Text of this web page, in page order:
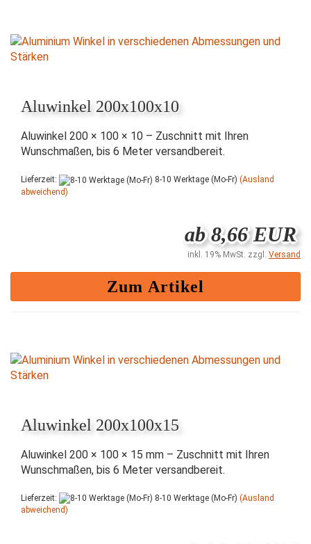
Aluwinkel 200x100x10
Aluwinkel 200 × 100 × 10 – Zuschnitt mit Ihren
Wunschmaßen, bis 6 Meter versandbereit.
Lieferzeit: 8-10 Werktage (Mo-Fr) (Ausland
abweichend)
ab 8,66 EUR
inkl. 19% MwSt. zzgl. Versand
Zum Artikel
Aluwinkel 200x100x15
Aluwinkel 200 × 100 × 15 mm – Zuschnitt mit Ihren
Wunschmaßen, bis 6 Meter versandbereit.
Lieferzeit: 8-10 Werktage (Mo-Fr) (Ausland
abweichend)